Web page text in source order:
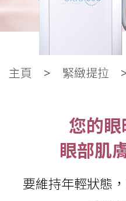
眼袋槍BTL
MEDILASE 最新一代 BTL
單極射頻技術，能徹底深入
此簡單無難度，一槍逆轉眼肌
V面
主頁 緊緻提拉
您的
眼部肌
要維持年輕狀態